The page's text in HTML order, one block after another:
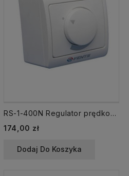
RS-1-400N Regulator prędkości obrotów 1- fazowy, max. 1,8 A, natynkowy
174,00 zł
Dodaj Do Koszyka